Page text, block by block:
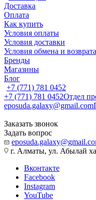
Доставка
Оплата
Как купить
Условия оплаты
Условия доставки
Условия обмена и
Бренды
Магазины
Блог
+7 (771) 781 0452
+7 (771) 781 0452Отдел
eposuda.galaxy@gmail.com
Заказать звонок
Задать вопрос
г. Алматы, ул. Абылай
Вконтакте
Facebook
Instagram
YouTube